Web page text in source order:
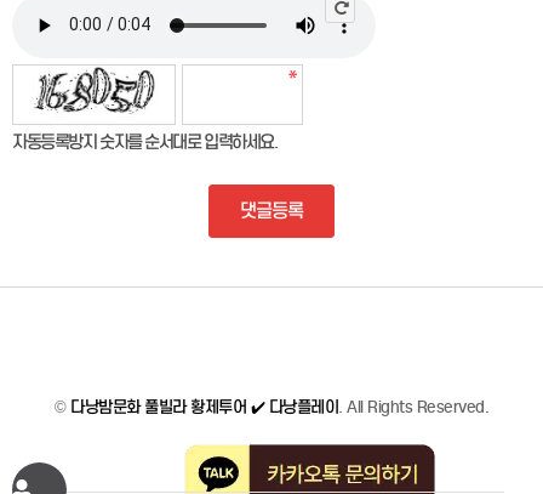
자동등록방지 숫자를 순서대로 입력하세요.
댓글등록
© 다낭밤문화 풀빌라 황제투어 ✔️ 다낭플레이 . All Rights Reserved.